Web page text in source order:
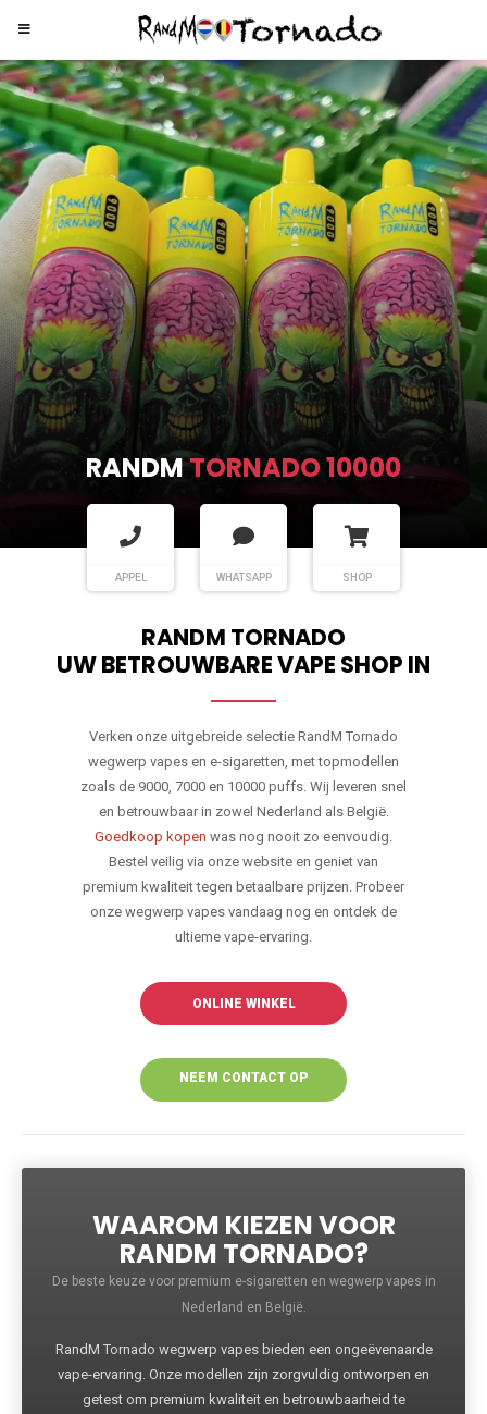
RANDMTORNADO 9000
APPEL WHATSAPP SHOP
RANDM TORNADO
UW BETROUWBARE VAPE SHOP IN
Verken onze uitgebreide selectie RandM Tornado
wegwerp vapes en e-sigaretten, met topmodellen
zoals de 9000, 7000 en 10000 puffs. Wij leveren snel
en betrouwbaar in zowel Nederland als België.
Goedkoop kopen was nog nooit zo eenvoudig.
Bestel veilig via onze website en geniet van
premium kwaliteit tegen betaalbare prijzen. Probeer
onze wegwerp vapes vandaag nog en ontdek de
ultieme vape-ervaring.
ONLINE WINKEL
NEEM CONTACT OP
WAAROM KIEZEN VOOR
RANDM TORNADO?
De beste keuze voor premium e-sigaretten en wegwerp vapes in
Nederland en België.
RandM Tornado wegwerp vapes bieden een ongeëvenaarde
vape-ervaring. Onze modellen zijn zorgvuldig ontworpen en
getest om premium kwaliteit en betrouwbaarheid te